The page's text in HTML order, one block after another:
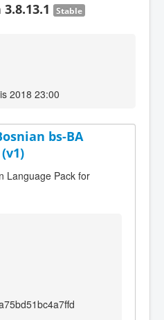
Stable
2018 23:00
bs-BA
Language Pack for